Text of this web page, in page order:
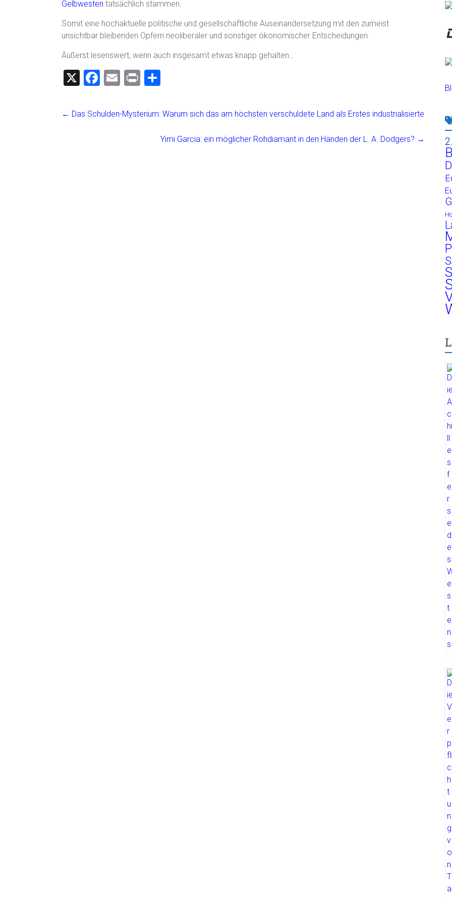
Gelbwesten tatsächlich stammen.
Somit eine hochaktuelle politische und gesellschaftliche Auseinandersetzung mit den zumeist
unsichtbar bleibenden Opfern neoliberaler und sonstiger ökonomischer Entscheidungen.
Äußerst lesenswert, wenn auch insgesamt etwas knapp gehalten…
X
F
ce
E
ai
Pr
t
e
← Das Schulden-Mysterium: Warum sich das am höchsten verschuldete Land als Erstes industrialisierte
Yimi Garcia: ein möglicher Rohdiamant in den Händen der L. A. Dodgers? →